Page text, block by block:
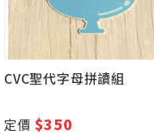
CVC聖代字母拼讀組
定價$350